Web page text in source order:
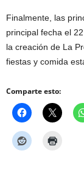
Finalmente, las
principal fecha el
la creación de La
fiestas y comida
Comparte esto: